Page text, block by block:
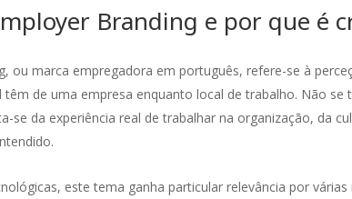
Branding e por que é
ou marca empregadora em português, refere-se à
de uma empresa enquanto local de trabalho. Não se
se da experiência real de trabalhar na organização, da
este tema ganha particular relevância por várias